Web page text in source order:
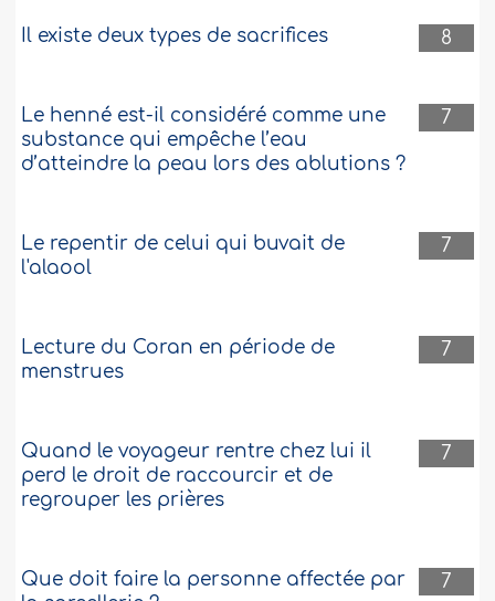
8
Il existe deux types de sacrifices
7
Le henné est-il considéré comme une
substance qui empêche l’eau
d’atteindre la peau lors des ablutions ?
7
Le repentir de celui qui buvait de
l'alaool
7
Lecture du Coran en période de
menstrues
7
Quand le voyageur rentre chez lui il
perd le droit de raccourcir et de
regrouper les prières
7
Que doit faire la personne affectée par